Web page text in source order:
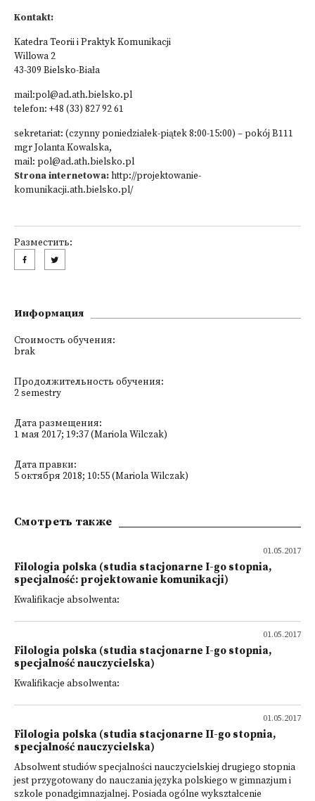
Kontakt:
Katedra Teorii i Praktyk Komunikacji
Willowa 2
43-309 Bielsko-Biała
mail:pol@ad.ath.bielsko.pl
telefon: +48 (33) 827 92 61
sekretariat: (czynny poniedziałek-piątek 8:00-15:00) – pokój B111
mgr Jolanta Kowalska,
mail: pol@ad.ath.bielsko.pl
Strona internetowa:http://projektowanie-
komunikacji.ath.bielsko.pl/
Разместить:
Информация
Стоимость обучения:
brak
Продолжительность обучения:
2 semestry
Дата размещения:
1 мая 2017; 19:37 (Mariola Wilczak)
Дата правки:
5 октября 2018; 10:55 (Mariola Wilczak)
Смотреть также
01.05.2017
Filologia polska (studia stacjonarne I-go stopnia,
specjalność: projektowanie komunikacji)
Kwalifikacje absolwenta:
01.05.2017
Filologia polska (studia stacjonarne I-go stopnia,
specjalność nauczycielska)
Kwalifikacje absolwenta:
01.05.2017
Filologia polska (studia stacjonarne II-go stopnia,
specjalność nauczycielska)
Absolwent studiów specjalności nauczycielskiej drugiego stopnia
jest przygotowany do nauczania języka polskiego w gimnazjum i
szkole ponadgimnazjalnej. Posiada ogólne wykształcenie